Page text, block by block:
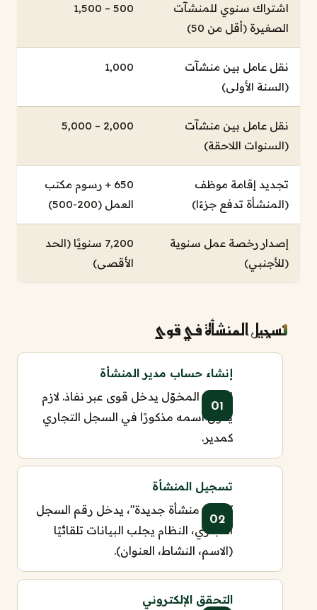
اشتراك سنوي للمنشآت
الصغيرة (أقل من 50)
500 – 1,500
نقل عامل بين منشآت
(السنة الأولى)
1,000
نقل عامل بين منشآت
(السنوات اللاحقة)
2,000 – 5,000
تجديد إقامة موظف
(المنشأة تدفع جزءًا)
650 + رسوم مكتب
العمل (200-500)
إصدار رخصة عمل سنوية
(للأجنبي)
7,200 سنويًا (الحد
الأقصى)
تسجيل المنشأة في قوى
إنشاء حساب مدير المنشأة
المدير المخوّل يدخل قوى عبر نفاذ. لازم
يكون اسمه مذكورًا في السجل التجاري
كمدير.
تسجيل المنشأة
"إنشاء منشأة جديدة"، يدخل رقم السجل
التجاري، النظام يجلب البيانات تلقائيًا
(الاسم، النشاط، العنوان).
التحقق الإلكتروني